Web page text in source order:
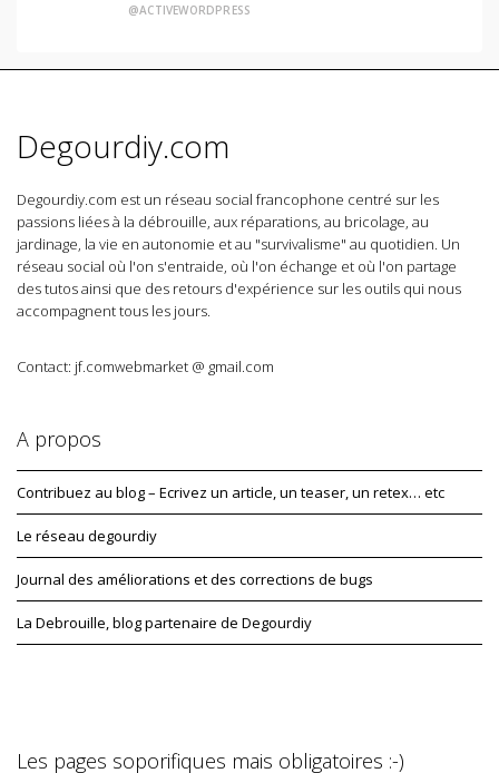
@ACTIVEWORDPRESS
Degourdiy.com
Degourdiy.com est un réseau social francophone centré sur les
passions liées à la débrouille, aux réparations, au bricolage, au
jardinage, la vie en autonomie et au "survivalisme" au quotidien. Un
réseau social où l'on s'entraide, où l'on échange et où l'on partage
des tutos ainsi que des retours d'expérience sur les outils qui nous
accompagnent tous les jours.
Contact: jf.comwebmarket @ gmail.com
A propos
Contribuez au blog – Ecrivez un article, un teaser, un retex… etc
Le réseau degourdiy
Journal des améliorations et des corrections de bugs
La Debrouille, blog partenaire de Degourdiy
Les pages soporifiques mais obligatoires :-)